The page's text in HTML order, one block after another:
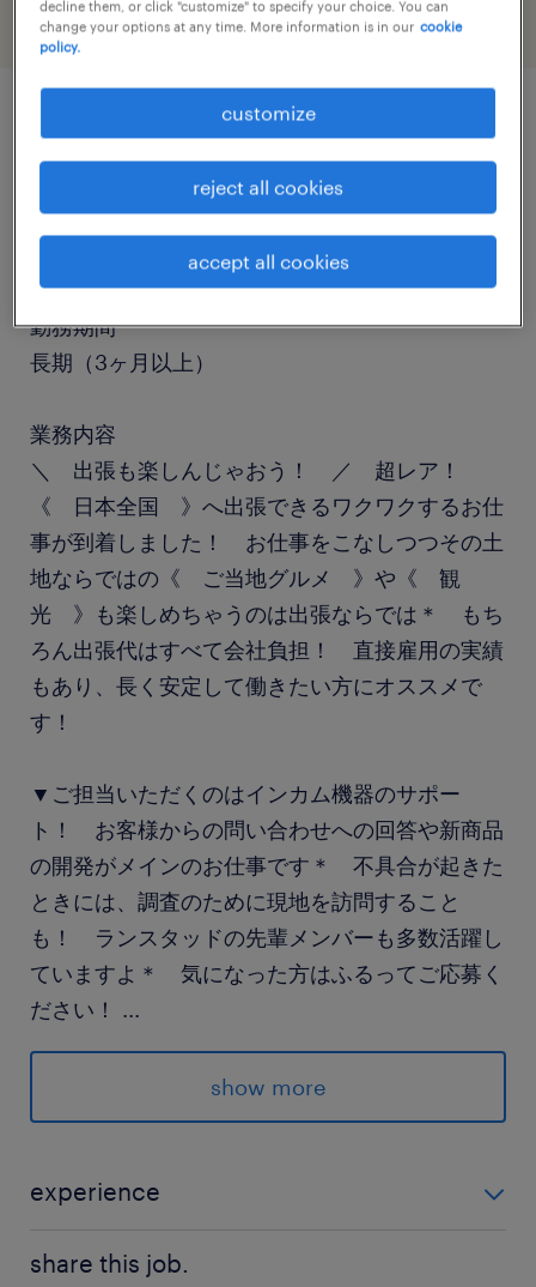
job details
職種
ヘルプデスク・ユーザーサポート
勤務期間
長期（3ヶ月以上）
業務内容
＼ 出張も楽しんじゃおう！ ／ 超レア！
《 日本全国 》へ出張できるワクワクするお仕
事が到着しました！ お仕事をこなしつつその土
地ならではの《 ご当地グルメ 》や《 観
光 》も楽しめちゃうのは出張ならでは＊ もち
ろん出張代はすべて会社負担！ 直接雇用の実績
もあり、長く安定して働きたい方にオススメで
す！
▼ご担当いただくのはインカム機器のサポー
ト！ お客様からの問い合わせへの回答や新商品
の開発がメインのお仕事です＊ 不具合が起きた
ときには、調査のために現地を訪問すること
も！ ランスタッドの先輩メンバーも多数活躍し
ていますよ＊ 気になった方はふるってご応募く
ださい！ ...
★大手企業
★残業少なめ
★OJT研修あり
show more
experience
務経験や知識がある方(Wi-Fi、NW機器、回線など)
share this job.
decline them, or click "customize" to specify your choice. You can
change your options at any time. More information is in our cookie
policy.
customize
reject all cookies
accept all cookies